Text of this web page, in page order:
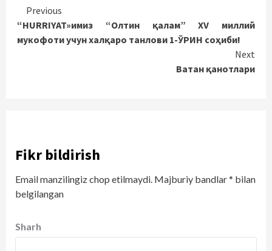
Continue
Reading
Previous
“HURRIYAT»имиз “Олтин қалам” XV миллий
мукофоти учун халқаро танлови 1-ЎРИН соҳиби!
Next
Ватан қанотлари
Fikr bildirish
Email manzilingiz chop etilmaydi. Majburiy bandlar* bilan
belgilangan
Sharh